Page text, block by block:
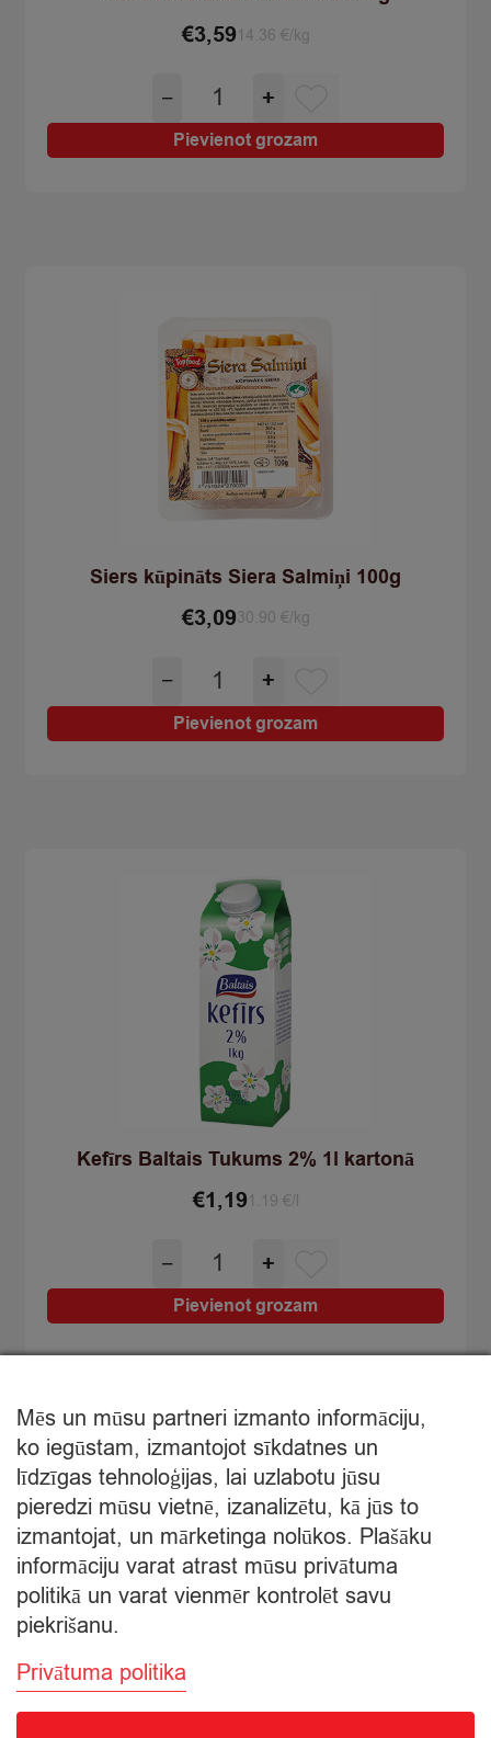
€3,59 14.36 €/kg
−
Siers
Klasiskais
Smiltene
250g
+
Pievienot grozam
Siers kūpināts Siera Salmiņi 100g
€3,0930.90 €/kg
−
Siers
kūpināts
Siera
Salmiņi
+
Pievienot grozam
Kefīrs Baltais Tukums 2% 1l kartonā
€1,19 1.19 €/l
−
Kefīrs
Baltais
Tukums
2%
1l
quantity
+
Pievienot grozam
Mans pasūtījums
Grozā nav produktu
Mēs un mūsu partneri izmanto informāciju,
ko iegūstam, izmantojot sīkdatnes un
līdzīgas tehnoloģijas, lai uzlabotu jūsu
pieredzi mūsu vietnē, izanalizētu, kā jūs to
izmantojat, un mārketinga nolūkos. Plašāku
informāciju varat atrast mūsu privātuma
politikā un varat vienmēr kontrolēt savu
piekrišanu.
Privātuma politika